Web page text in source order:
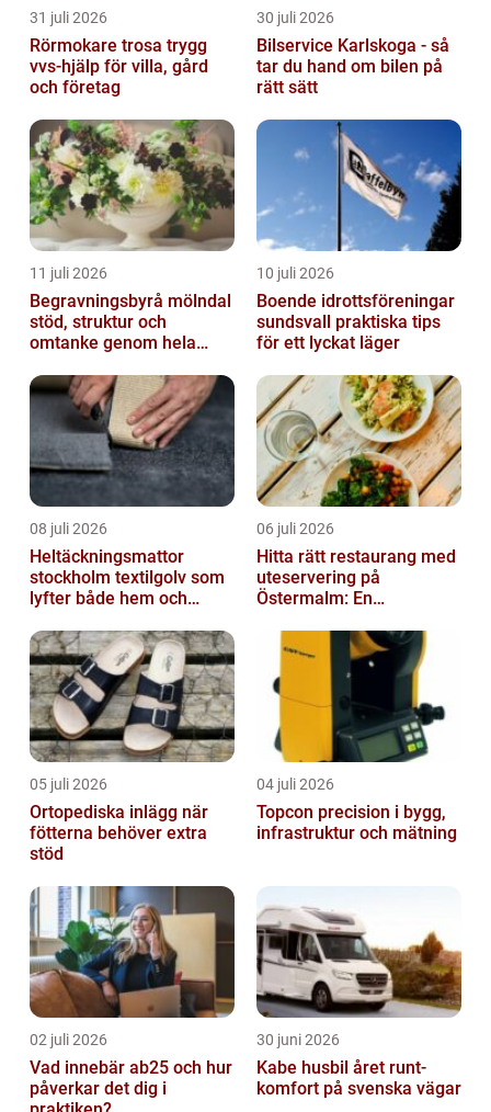
31 juli 2026
Rörmokare trosa trygg
vvs-hjälp för villa, gård
och företag
30 juli 2026
Bilservice Karlskoga - så
tar du hand om bilen på
rätt sätt
11 juli 2026
Begravningsbyrå mölndal
stöd, struktur och
omtanke genom hela
10 juli 2026
Boende idrottsföreningar
sundsvall praktiska tips
för ett lyckat läger
08 juli 2026
Heltäckningsmattor
stockholm textilgolv som
lyfter både hem och
06 juli 2026
Hitta rätt restaurang med
uteservering på
Östermalm: En
i solen
05 juli 2026
Ortopediska inlägg när
fötterna behöver extra
stöd
04 juli 2026
Topcon precision i bygg,
infrastruktur och mätning
02 juli 2026
Vad innebär ab25 och hur
påverkar det dig i
30 juni 2026
Kabe husbil året runt-
komfort på svenska vägar